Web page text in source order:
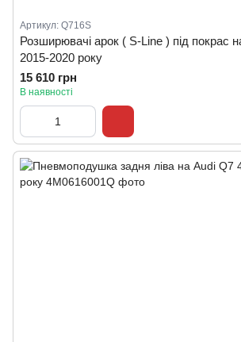
Артикул: Q716S
Розширювачі арок ( S-Line ) під покрас
2015-2020 року
15 610 грн
В наявності